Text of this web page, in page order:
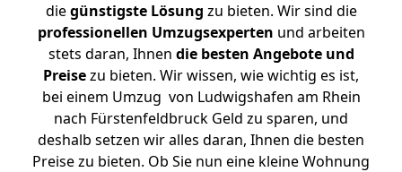
diegünstigste Lösung zu bieten. Wir sind die
professionellen Umzugsexperten und arbeiten
stets daran, Ihnen die besten Angebote und
Preisezu bieten. Wir wissen, wie wichtig es ist,
bei einem Umzug von Ludwigshafen am Rhein
nach Fürstenfeldbruck Geld zu sparen, und
deshalb setzen wir alles daran, Ihnen die besten
Preise zu bieten. Ob Sie nun eine kleine Wohnung